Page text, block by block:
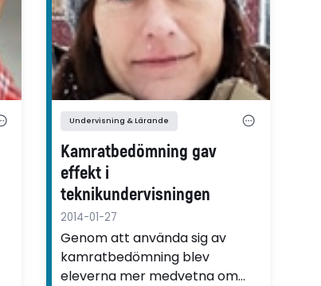
Undervisning & Lärande
Kamratbedömning gav
effekt i
teknikundervisningen
2014-01-27
Genom att använda sig av
kamratbedömning blev
eleverna mer medvetna om